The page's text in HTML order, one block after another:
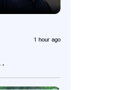
1 hour ago